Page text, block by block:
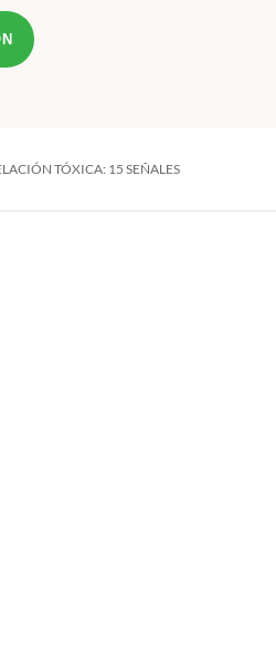
TÓXICA: 15 SEÑALES